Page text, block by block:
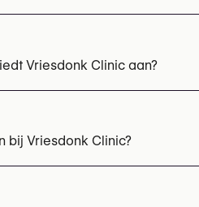
Vriesdonk Clinic aan?
(abdominoplastie /
bij Vriesdonk Clinic?